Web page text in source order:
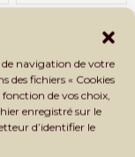
de navigation de votre
des fichiers « Cookies
de vos choix,
enregistré sur le
d’identifier le
CDAT CECOGEC
CEMAC
CENSURE